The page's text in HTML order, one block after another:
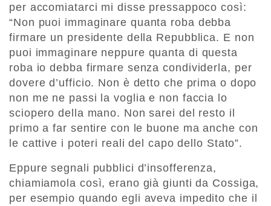
per accomiatarci mi disse pressappoco così:
“Non puoi immaginare quanta roba debba
firmare un presidente della Repubblica. E non
puoi immaginare neppure quanta di questa
roba io debba firmare senza condividerla, per
dovere d’ufficio. Non è detto che prima o dopo
non me ne passi la voglia e non faccia lo
sciopero della mano. Non sarei del resto il
primo a far sentire con le buone ma anche con
le cattive i poteri reali del capo dello Stato”.
Eppure segnali pubblici d’insofferenza,
chiamiamola così, erano già giunti da Cossiga,
per esempio quando egli aveva impedito che il